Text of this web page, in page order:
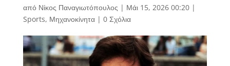
από Νίκος Παναγιωτόπουλος | Μάι 15, 2026 00:20|
Sports, Μηχανοκίνητα| 0 Σχόλια